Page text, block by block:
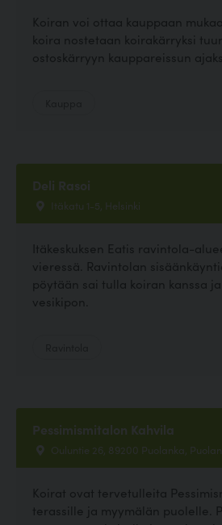
Koiran voi ottaa kauppaan
koira nostetaan koirakärryksi
ostoskärryyn kauppareissun ajaksi.
Deli Rasoi
Itäkatu 1-5, Helsinki
Itäkeskuksen Eatis ravintola-
vieressä. Ravintolan
pöytään sai tulla koiran kanssa
vesikipon.
Pessimismitalon Kahvila
Ouluntie 26, 89200 Puolanka,
Koirat ovat tervetulleita
terassille ja myymälän puolelle.